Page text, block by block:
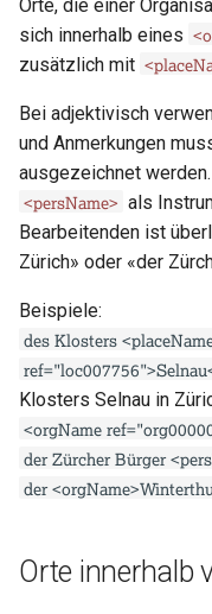
cell
condition
corr
custEvent
custodialHist
damage
damageSpan
date
Orte, die einer
sich innerhalb eines
zusätzlich mit
Bei adjektivisch
und Anmerkungen
ausgezeichnet
<persName> als
Bearbeitenden ist
Zürich» oder «der
Beispiele:
des Klosters
Klosters Selnau in
<orgName
der Zürcher Bürger
der
Orte innerhalb